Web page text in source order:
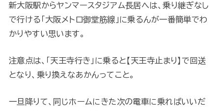
新大阪駅からヤンマースタジアム長居へは、乗り継ぎなし
で行ける「大阪メトロ御堂筋線」に乗るんが一番簡単でわ
かりやすい思います。
注意点は、「天王寺行き」に乗ると【天王寺止まり】で回送
となり、乗り換えなあかんってこと。
一旦降りて、同じホームにきた次の電車に乗ればいいだ